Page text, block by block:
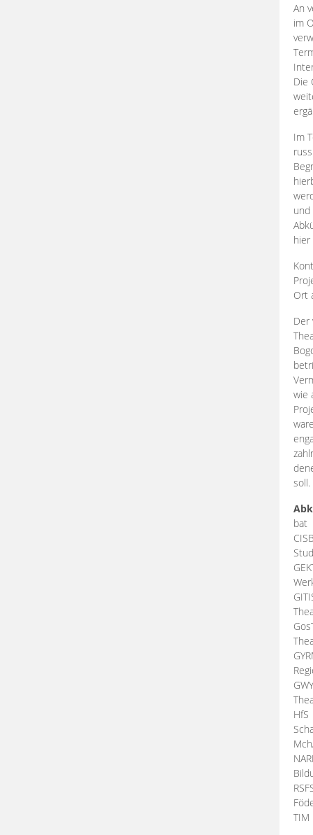
An
im
Die
Im
und
Ort
Der
wie
zahlr
soll.
bat
HfS